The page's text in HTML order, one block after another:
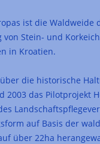
ist die
von Stein- und
in Kroatien.
die historische
2003 das Pilotprojekt
auf Basis der
über 22ha